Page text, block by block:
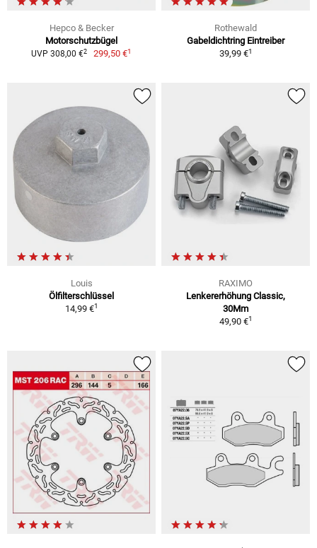
Hepco & Becker
Motorschutzbügel
UVP 308,00 €2 299,50 €1
Rothewald
Gabeldichtring Eintreiber
39,99 €1
Louis
Ölfilterschlüssel
14,99 €1
RAXIMO
Lenkererhöhung Classic,
30Mm
49,90 €1